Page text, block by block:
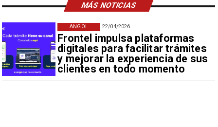
MÁS NOTICIAS
22/04/2026
Frontel impulsa plataformas
digitales para facilitar trámites
y mejorar la experiencia de sus
clientes en todo momento
ANGOL